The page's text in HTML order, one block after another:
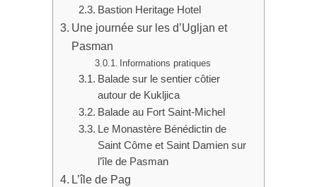
Bastion Heritage Hotel
Une journée sur les d’Ugljan et
Pasman
Informations pratiques
Balade sur le sentier côtier
autour de Kukljica
Balade au Fort Saint-Michel
Le Monastère Bénédictin de
Saint Côme et Saint Damien sur
l’île de Pasman
L’île de Pag